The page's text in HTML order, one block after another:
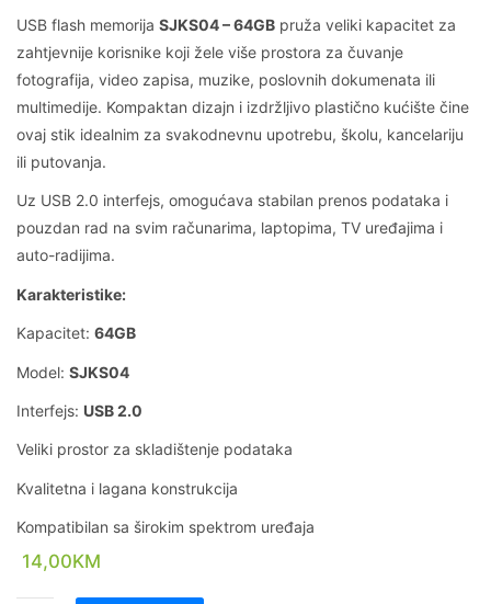
USB flash memorija SJKS04 – 64GB pruža veliki kapacitet za
zahtjevnije korisnike koji žele više prostora za čuvanje
fotografija, video zapisa, muzike, poslovnih dokumenata ili
multimedije. Kompaktan dizajn i izdržljivo plastično kućište čine
ovaj stik idealnim za svakodnevnu upotrebu, školu, kancelariju
ili putovanja.
Uz USB 2.0 interfejs, omogućava stabilan prenos podataka i
pouzdan rad na svim računarima, laptopima, TV uređajima i
auto-radijima.
Karakteristike:
Kapacitet: 64GB
Model: SJKS04
Interfejs: USB 2.0
Veliki prostor za skladištenje podataka
Kvalitetna i lagana konstrukcija
Kompatibilan sa širokim spektrom uređaja
14,00KM